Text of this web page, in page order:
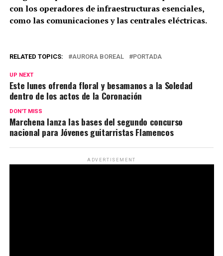
con los operadores de infraestructuras esenciales,
como las comunicaciones y las centrales eléctricas.
RELATED TOPICS: AURORA BOREAL PORTADA
UP NEXT
Este lunes ofrenda floral y besamanos a la Soledad
dentro de los actos de la Coronación
DON'T MISS
Marchena lanza las bases del segundo concurso
nacional para Jóvenes guitarristas Flamencos
ADVERTISEMENT